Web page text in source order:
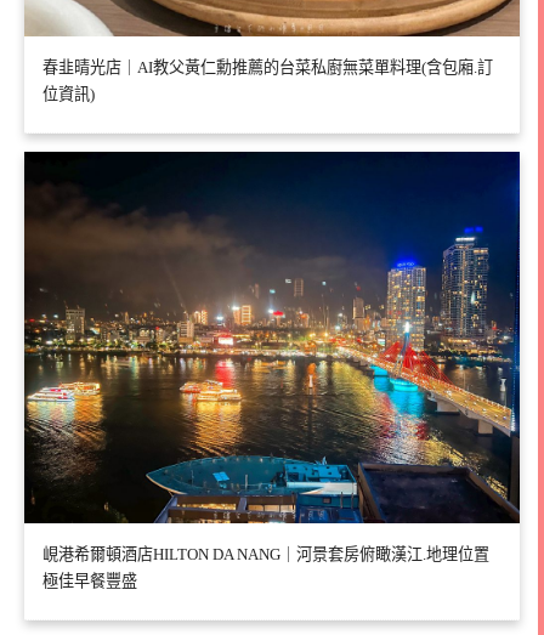
春韭晴光店｜AI教父黃仁勳推薦的台菜私廚無菜單料理(含包廂.訂
位資訊)
峴港希爾頓酒店HILTON DA NANG｜河景套房俯瞰漢江.地理位置
極佳早餐豐盛